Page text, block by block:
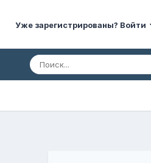
Уже зарегистрированы? Войти